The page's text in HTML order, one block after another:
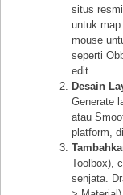
situs
untuk
mouse
seperti
edit.
Desain
Generate
atau
platform,
Toolbox),
senjata.